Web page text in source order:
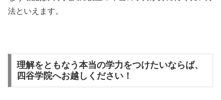
法といえます。
理解をともなう本当の学力をつけたいならば、
四谷学院へお越しください！